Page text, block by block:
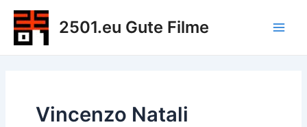
Zum
Inhalt
springen
2501.eu Gute Filme
Vincenzo Natali